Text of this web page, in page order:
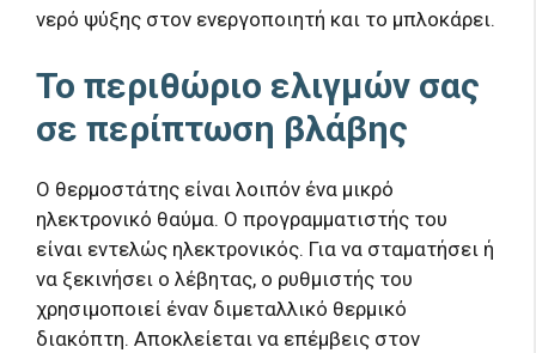
νερό ψύξης στον ενεργοποιητή και το μπλοκάρει.
Το περιθώριο ελιγμών σας
σε περίπτωση βλάβης
Ο θερμοστάτης είναι λοιπόν ένα μικρό
ηλεκτρονικό θαύμα. Ο προγραμματιστής του
είναι εντελώς ηλεκτρονικός. Για να σταματήσει ή
να ξεκινήσει ο λέβητας, ο ρυθμιστής του
χρησιμοποιεί έναν διμεταλλικό θερμικό
διακόπτη. Αποκλείεται να επέμβεις στον